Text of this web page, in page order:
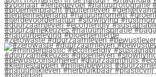
#zerowaste #duurzaamleven